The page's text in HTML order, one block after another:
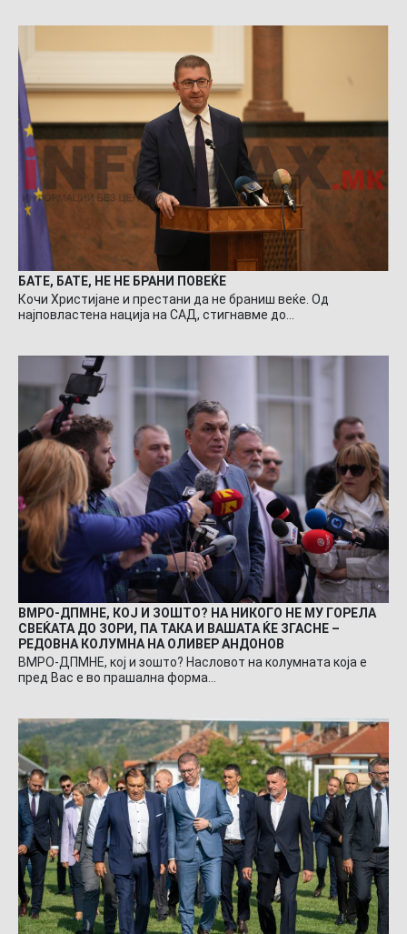
БАТЕ, БАТЕ, НЕ НЕ БРАНИ ПОВЕЌЕ
Кочи Христијане и престани да не браниш веќе. Од
најповластена нација на САД, стигнавме до…
ВМРО-ДПМНЕ, КОЈ И ЗОШТО? НА НИКОГО НЕ МУ ГОРЕЛА
СВЕЌАТА ДО ЗОРИ, ПА ТАКА И ВАШАТА ЌЕ ЗГАСНЕ –
РЕДОВНА КОЛУМНА НА ОЛИВЕР АНДОНОВ
ВМРО-ДПМНЕ, кој и зошто? Насловот на колумната која е
пред Вас е во прашална форма…